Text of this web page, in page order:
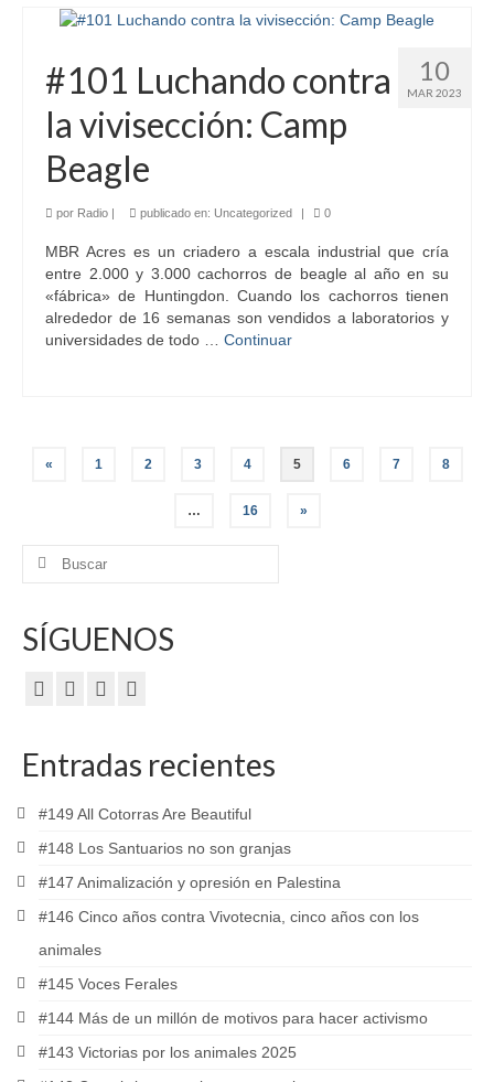
10
MAR 2023
#101 Luchando contra
la vivisección: Camp
Beagle
por Radio | publicado en: Uncategorized | 0
MBR Acres es un criadero a escala industrial que cría
entre 2.000 y 3.000 cachorros de beagle al año en su
«fábrica» de Huntingdon. Cuando los cachorros tienen
alrededor de 16 semanas son vendidos a laboratorios y
universidades de todo … Continuar
Paginación
entradas
« 1 2 3 4 5 6 7 8
… 16 »
Buscar
SÍGUENOS
Entradas recientes
#149 All Cotorras Are Beautiful
#148 Los Santuarios no son granjas
#147 Animalización y opresión en Palestina
#146 Cinco años contra Vivotecnia, cinco años con los
animales
#145 Voces Ferales
#144 Más de un millón de motivos para hacer activismo
#143 Victorias por los animales 2025